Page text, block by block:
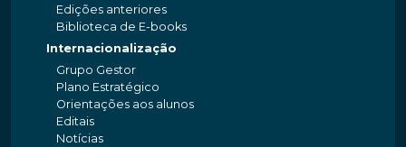
Edições anteriores
Biblioteca de E-books
Internacionalização
Grupo Gestor
Plano Estratégico
Orientações aos alunos
Editais
Notícias